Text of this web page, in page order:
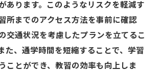
あります。このようなリスクを軽減す
所までのアクセス方法を事前に確認
交通状況を考慮したプランを立てるこ
た、通学時間を短縮することで、学習
ことができ、教習の効率も向上しま